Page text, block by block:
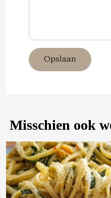
Opslaan
Misschien ook